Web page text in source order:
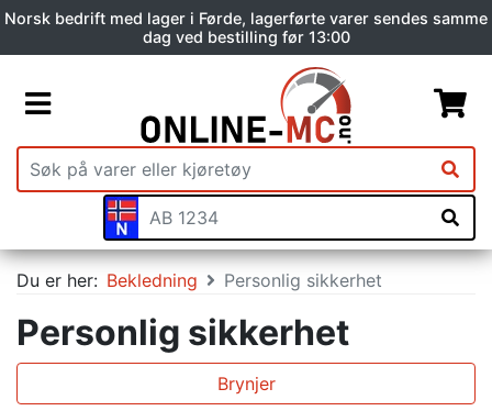
Norsk bedrift med lager i Førde, lagerførte varer sendes samme
dag ved bestilling før 13:00
Du er her: Bekledning Personlig sikkerhet
Personlig sikkerhet
Brynjer